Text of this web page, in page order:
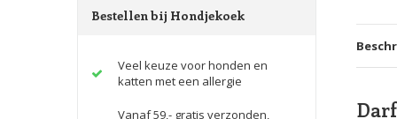
Bestellen bij Hondjekoek
Veel keuze voor honden en
katten met een allergie
Vanaf 59,- gratis verzonden,